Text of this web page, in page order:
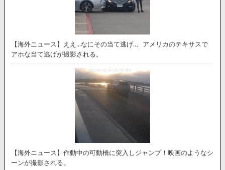
【海外ニュース】ええ…なにその当て逃げ..。アメリカのテキサスで
アホな当て逃げが撮影される。
【海外ニュース】作動中の可動橋に突入しジャンプ！映画のようなシ
ーンが撮影される。